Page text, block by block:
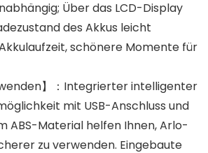
Über das LCD-Display
des Akkus leicht
schönere Momente für
】：Integrierter intelligenter
mit USB-Anschluss und
ABS-Material helfen Ihnen, Arlo-
zu verwenden. Eingebaute